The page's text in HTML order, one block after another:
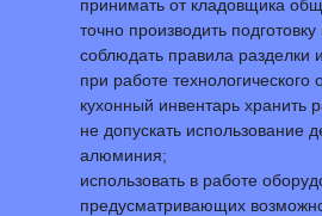
принимать от кладовщика
точно производить
соблюдать правила
при работе
кухонный инвентарь хранить
не допускать
алюминия;
использовать в работе
предусматривающих